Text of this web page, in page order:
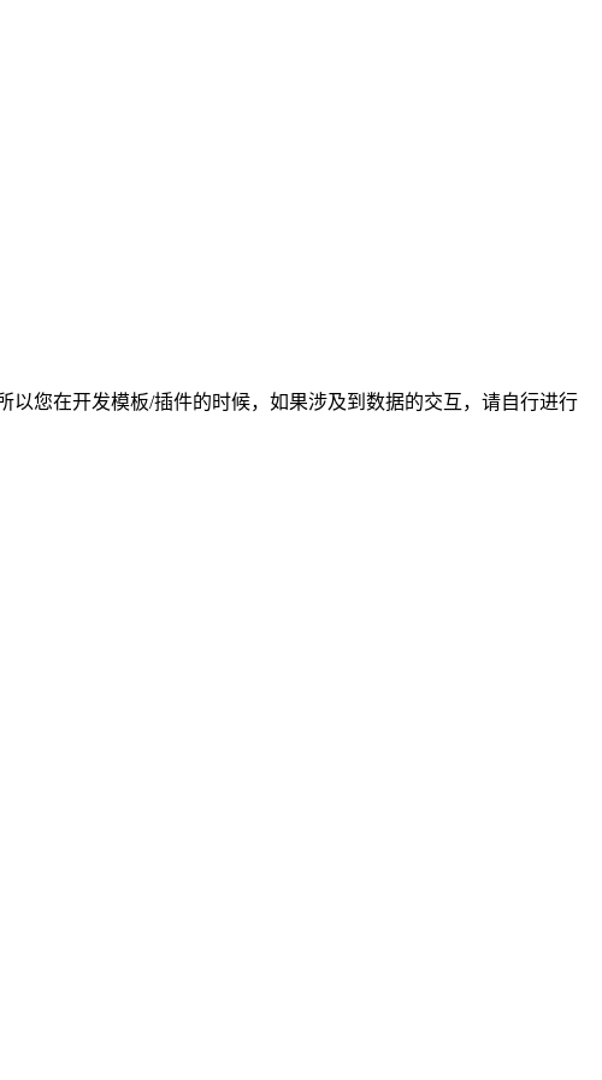
您在开发模板/插件的时候，如果涉及到数据的交互，请自行进行